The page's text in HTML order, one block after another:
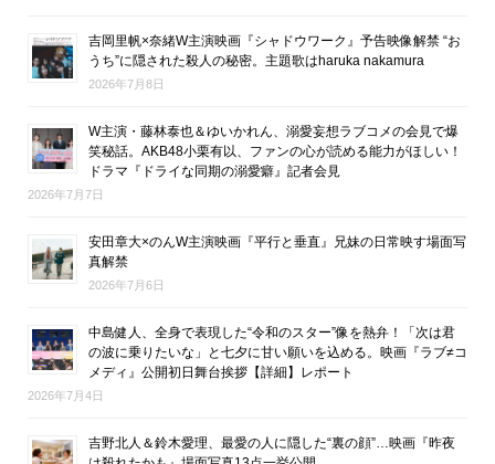
吉岡里帆×奈緒W主演映画『シャドウワーク』予告映像解禁 “お
うち”に隠された殺人の秘密。主題歌はharuka nakamura
2026年7月8日
W主演・藤林泰也＆ゆいかれん、溺愛妄想ラブコメの会見で爆
笑秘話。AKB48小栗有以、ファンの心が読める能力がほしい！
ドラマ『ドライな同期の溺愛癖』記者会見
2026年7月7日
安田章大×のんW主演映画『平行と垂直』兄妹の日常映す場面写
真解禁
2026年7月6日
中島健人、全身で表現した“令和のスター”像を熱弁！「次は君
の波に乗りたいな」と七夕に甘い願いを込める。映画『ラブ≠コ
メディ』公開初日舞台挨拶【詳細】レポート
2026年7月4日
吉野北人＆鈴木愛理、最愛の人に隠した“裏の顔”…映画『昨夜